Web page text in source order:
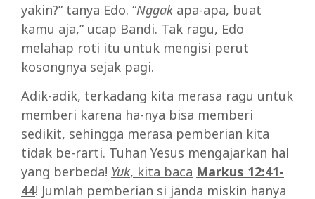
yakin?” tanya Edo. “Nggak apa-apa, buat
kamu aja,” ucap Bandi. Tak ragu, Edo
melahap roti itu untuk mengisi perut
kosongnya sejak pagi.
Adik-adik, terkadang kita merasa ragu untuk
memberi karena ha-nya bisa memberi
sedikit, sehingga merasa pemberian kita
tidak be-rarti. Tuhan Yesus mengajarkan hal
yang berbeda! Yuk, kita baca Markus 12:41-
44! Jumlah pemberian si janda miskin hanya